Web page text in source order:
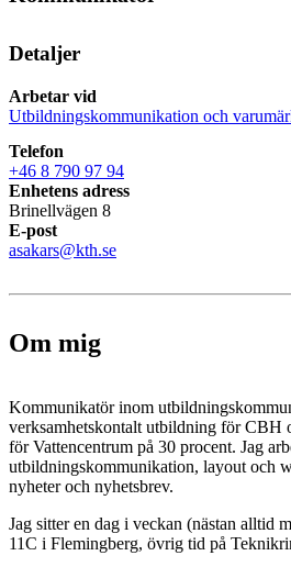
Detaljer
Arbetar vid
Utbildningskommunikation och
Telefon
+46 8 790 97 94
Enhetens adress
Brinellvägen 8
E-post
asakars@kth.se
Om mig
Kommunikatör inom
verksamhetskontalt utbildning för
för Vattencentrum på 30 procent. Jag
utbildningskommunikation, layout och
nyheter och nyhetsbrev.
Jag sitter en dag i veckan (nästan alltid
11C i Flemingberg, övrig tid på